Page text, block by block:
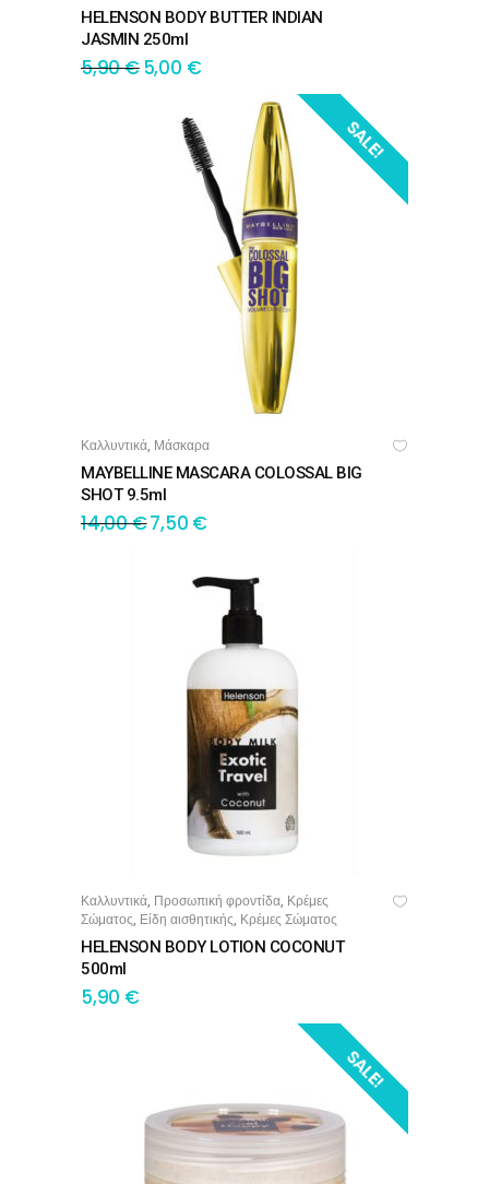
HELENSON BODY BUTTER INDIAN
JASMIN 250ml
5,90€5,00 €
SALE!
ΠΡΟΣΘΉΚΗ ΣΤΟ ΚΑΛΆΘΙ
Καλλυντικά, Μάσκαρα
MAYBELLINE MASCARA COLOSSAL BIG
SHOT 9.5ml
14,00€7,50 €
ΠΡΟΣΘΉΚΗ ΣΤΟ ΚΑΛΆΘΙ
Καλλυντικά, Προσωπική φροντίδα, Κρέμες
Σώματος, Είδη αισθητικής, Κρέμες Σώματος
HELENSON BODY LOTION COCONUT
500ml
5,90 €
SALE!